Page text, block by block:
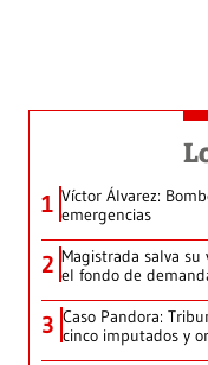
1 Víctor Álvarez:
emergencias
2 Magistrada salva
el fondo de
3 Caso Pandora:
cinco imputados y